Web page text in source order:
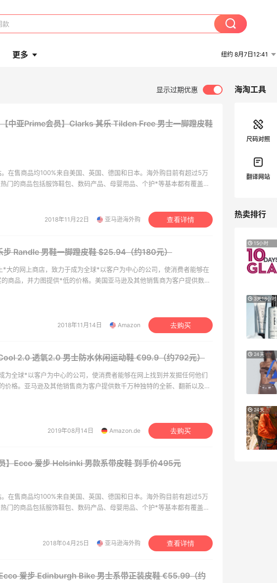
更多 纽约 8月7日12:41
显示过期优惠
中亚Prime会员】Clarks 其乐 Tilden Free 男士一脚蹬皮鞋
在售商品均100%来自美国、英国、德国和日本。海外购目前有超过5万
门的商品包括服饰鞋包、数码产品、母婴用品、个护*等基本都有覆盖。
2018年11月22日 亚马逊海外购 查看详情
Randle 男鞋一脚蹬皮鞋$25.94（约180元）
大的网上商店，致力于成为全球*以客户为中心的公司，使消费者能够在
商品，并力图提供*低的价格。美国亚马逊及其他销售商为客户提供数千
2018年11月14日 Amazon 去购买
2.0 透氧2.0 男士防水休闲运动鞋€99.9（约792元）
为全球*以客户为中心的公司，使消费者能够在网上找到并发掘任何他们
价格。亚马逊及其他销售商为客户提供数千万种独特的全新、翻新以及二
2019年08月14日 Amazon.de 去购买
】Ecco 爱步 Helsinki 男款系带皮鞋到手价495元
在售商品均100%来自美国、英国、德国和日本。海外购目前有超过5万
门的商品包括服饰鞋包、数码产品、母婴用品、个护*等基本都有覆盖。
2018年04月25日 亚马逊海外购 查看详情
爱步 Edinburgh Bike 男士系带正装皮鞋€55.99（约
海淘工具
尺码对照
翻译网站
热卖排行
遇！满$150立省
满赠正装橘子眼霜+精华唇蜜等好礼
妆精选10日闪促
关注兰蔻、雅诗兰黛等 每日更新
新热卖 关注 TOTEME、
享额外9折
Mytheresa
低门槛入手7件套
Macy's
2天12小时
Bloomingdales：时尚热
Burch、拉夫劳伦等
每满$100返$25礼卡
Bloomingdales
低至4折+额外8折
15小时
3天18小时
24天
24天